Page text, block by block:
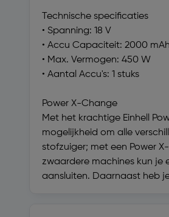
Technische specificaties
• Spanning: 18 V
• Accu Capaciteit: 2000 mAh
• Max. Vermogen: 450 W
• Aantal Accu's: 1 stuks
Power X-Change
Met het krachtige Einhell
mogelijkheid om alle
stofzuiger; met een Power
zwaardere machines kun je
aansluiten. Daarnaast heb